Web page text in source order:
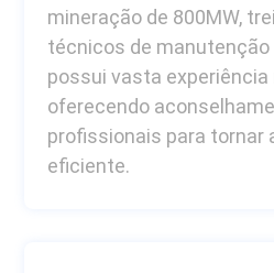
mineração de 800MW,
técnicos de manutenção
possui vasta experiência
oferecendo
profissionais para tornar
eficiente.